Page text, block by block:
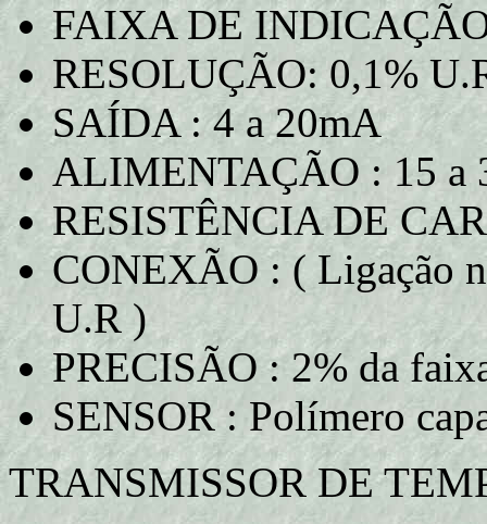
FAIXA DE
RESOLUÇÃO: 0,1%
SAÍDA : 4 a 20mA
ALIMENTAÇÃO : 15 a
RESISTÊNCIA DE
CONEXÃO : ( Ligação
U.R )
PRECISÃO : 2% da
SENSOR : Polímero
TRANSMISSOR DE